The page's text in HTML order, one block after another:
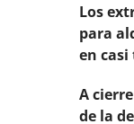
Los
para
en casi
A
de la